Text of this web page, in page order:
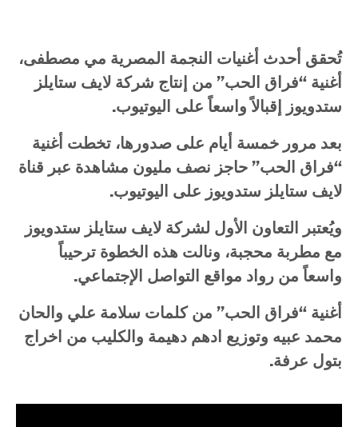
تُحقق أحدث أغنيات النجمة المصرية مي مصطفى،
أغنية “فراق الحب” من إنتاج شركة لايف ستايلز
ستدويوز
إقبالاً واسعاً على اليوتيوب.
بعد مرور خمسة أيام على صدورها، تخطت أغنية
“فراق الحب” حاجز نصف مليون مشاهدة عبر قناة
لايف ستايلز ستدويوز على اليوتيوب.
ويُعتبر
التعاون الأول لشركة لايف ستايلز ستدويوز
مع مطربة محجبة، ونالت هذه الخطوة ترحيباً
واسعاً من رواد مواقع التواصل الإجتماعي.
أغنية “فراق الحب” من كلمات سلامة علي والحان
محمد عبيه وتوزيع ادهم دهيمة والكليب من اخراج
بتول عرفة.